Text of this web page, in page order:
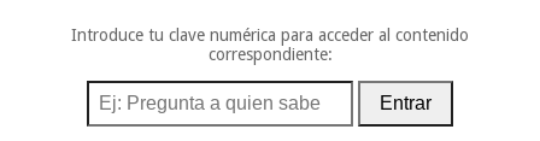
Introduce tu clave numérica para acceder al contenido
correspondiente:
Entrar